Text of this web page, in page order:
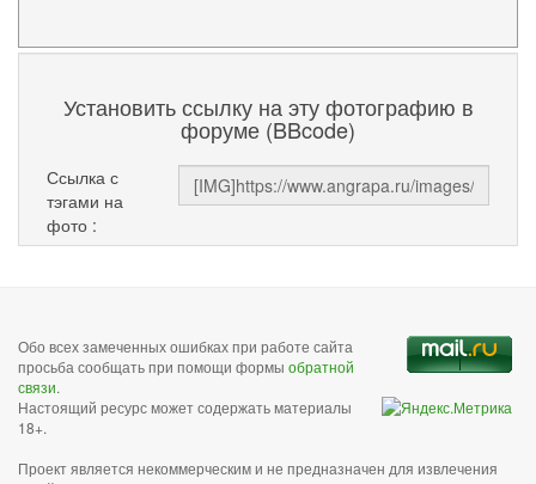
Установить ссылку на эту фотографию в
форуме (BBcode)
Ссылка с
тэгами на
фото :
Обо всех замеченных ошибках при работе сайта
просьба сообщать при помощи формы обратной
связи.
Настоящий ресурс может содержать материалы
18+.
Проект является некоммерческим и не предназначен для извлечения